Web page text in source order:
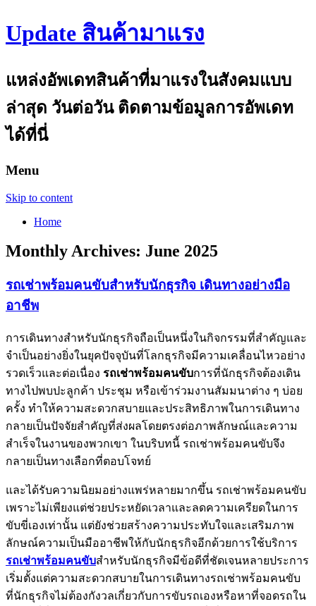
Update สินค้ามาแรง
แหล่งอัพเดทสินค้าที่มาแรงในสังคมแบบ
ล่าสุด วันต่อวัน ติดตามข้อมูลการอัพเดท
ได้ที่นี่
Menu
Skip to content
Home
Monthly Archives: June 2025
รถเช่าพร้อมคนขับสำหรับนักธุรกิจ เดินทางอย่างมือ
อาชีพ
การเดินทางสำหรับนักธุรกิจถือเป็นหนึ่งในกิจกรรมที่สำคัญและ
จำเป็นอย่างยิ่งในยุคปัจจุบันที่โลกธุรกิจมีความเคลื่อนไหวอย่าง
รวดเร็วและต่อเนื่อง รถเช่าพร้อมคนขับการที่นักธุรกิจต้องเดิน
ทางไปพบปะลูกค้า ประชุม หรือเข้าร่วมงานสัมมนาต่าง ๆ บ่อย
ครั้ง ทำให้ความสะดวกสบายและประสิทธิภาพในการเดินทาง
กลายเป็นปัจจัยสำคัญที่ส่งผลโดยตรงต่อภาพลักษณ์และความ
สำเร็จในงานของพวกเขา ในบริบทนี้ รถเช่าพร้อมคนขับจึง
กลายเป็นทางเลือกที่ตอบโจทย์
และได้รับความนิยมอย่างแพร่หลายมากขึ้น รถเช่าพร้อมคนขับ
เพราะไม่เพียงแต่ช่วยประหยัดเวลาและลดความเครียดในการ
ขับขี่เองเท่านั้น แต่ยังช่วยสร้างความประทับใจและเสริมภาพ
ลักษณ์ความเป็นมืออาชีพให้กับนักธุรกิจอีกด้วยการใช้บริการ
รถเช่าพร้อมคนขับสำหรับนักธุรกิจมีข้อดีที่ชัดเจนหลายประการ
เริ่มตั้งแต่ความสะดวกสบายในการเดินทางรถเช่าพร้อมคนขับ
ที่นักธุรกิจไม่ต้องกังวลเกี่ยวกับการขับรถเองหรือหาที่จอดรถใน